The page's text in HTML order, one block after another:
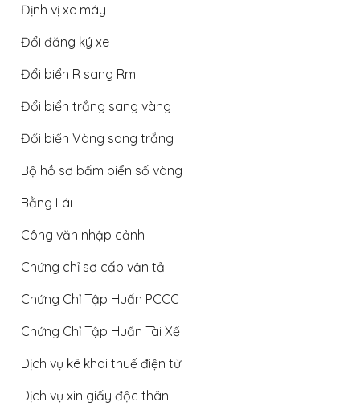
Định vị xe máy
Đổi đăng ký xe
Đổi biển R sang Rm
Đổi biển trắng sang vàng
Đổi biển Vàng sang trắng
Bộ hồ sơ bấm biển số vàng
Bằng Lái
Công văn nhập cảnh
Chứng chỉ sơ cấp vận tải
Chứng Chỉ Tập Huấn PCCC
Chứng Chỉ Tập Huấn Tài Xế
Dịch vụ kê khai thuế điện tử
Dịch vụ xin giấy độc thân